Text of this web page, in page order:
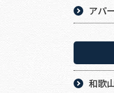
アパ
和歌